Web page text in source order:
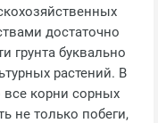
достаточно
грунта буквально
растений. В
все корни сорных
не только побеги,